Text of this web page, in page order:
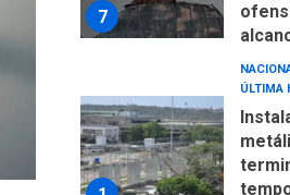
7
ÚLTIMA